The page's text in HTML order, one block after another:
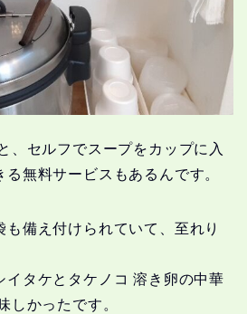
、セルフでスープをカップに入
無料サービスもあるんです。
備え付けられていて、至れり
イタケとタケノコ 溶き卵の中華
しかったです。